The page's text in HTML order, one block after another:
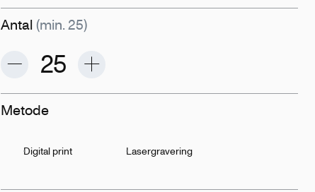
Antal (min. 25)
Metode
Digital print Lasergravering